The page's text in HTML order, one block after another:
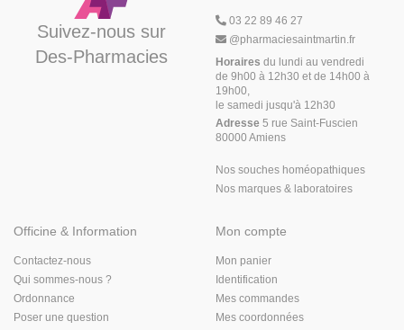
Suivez-nous sur
Des-Pharmacies
03 22 89 46 27
@pharmaciesaintmartin.fr
Horaires du lundi au vendredi
de 9h00 à 12h30 et de 14h00 à
19h00,
le samedi jusqu'à 12h30
Adresse 5 rue Saint-Fuscien
80000 Amiens
Nos souches homéopathiques
Nos marques & laboratoires
Officine & Information
Contactez-nous
Qui sommes-nous ?
Ordonnance
Poser une question
Mon compte
Mon panier
Identification
Mes commandes
Mes coordonnées